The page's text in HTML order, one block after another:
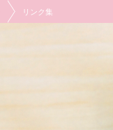
リンク集